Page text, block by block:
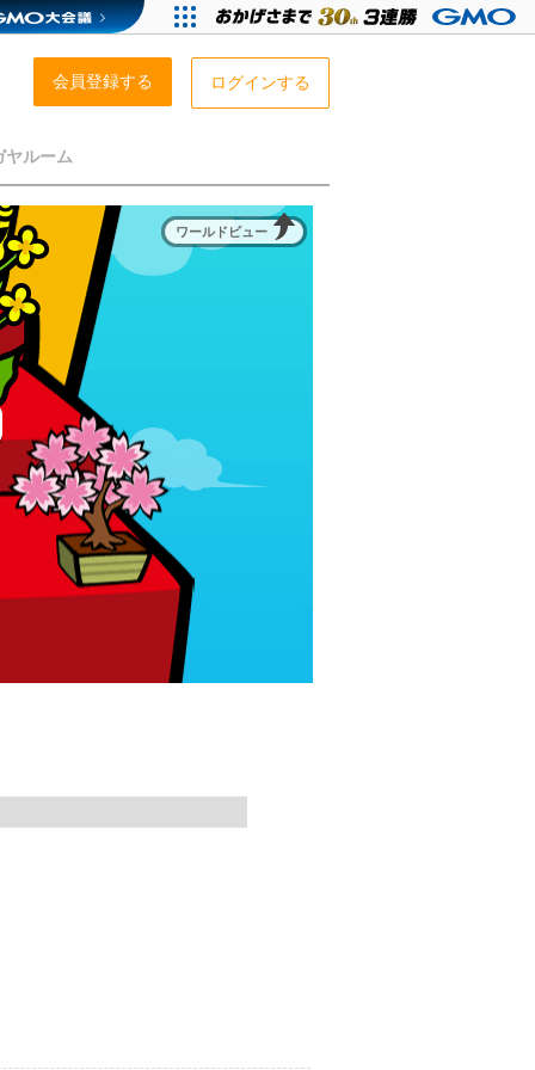
会員登録する ログインする
ヤルーム
ワールドビュー